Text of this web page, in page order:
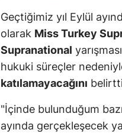
Geçtiğimiz yıl Eylül
olarak Miss Turkey
Supranational
hukuki süreçler
katılamayacağını
"İçinde bulunduğum
ayında gerçekleşecek